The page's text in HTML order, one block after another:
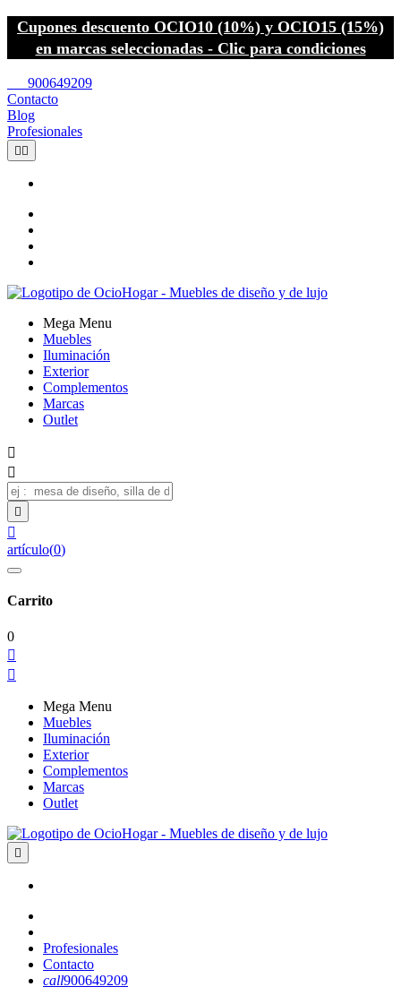
Cupones descuento OCIO10 (10%) y OCIO15 (15%)
en marcas seleccionadas - Clic para condiciones
900649209
Contacto
Blog
Profesionales
 
Mega Menu
Muebles
Iluminación
Exterior
Complementos
Marcas
Outlet




artículo(0)
Carrito
0


Mega Menu
Muebles
Iluminación
Exterior
Complementos
Marcas
Outlet

Profesionales
Contacto
call900649209